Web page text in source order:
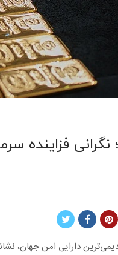
فزاینده
قدیمی‌ترین دارایی امن جهان،